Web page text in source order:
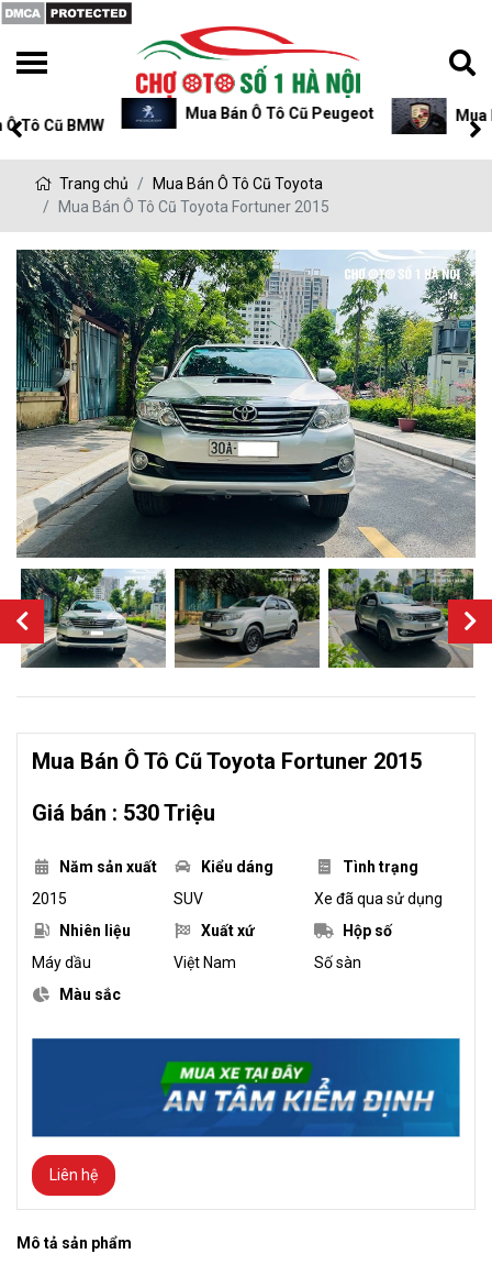
Mua Bán Ô Tô Cũ Peugeot Mua Bán Ô Tô Cũ
Trang chủ
Mua Bán Ô Tô Cũ Toyota
Mua Bán Ô Tô Cũ Toyota Fortuner 2015
Mua Bán Ô Tô Cũ Toyota Fortuner 2015
Giá bán : 530 Triệu
Năm sản xuất
2015
Kiểu dáng
SUV
Tình trạng
Xe đã qua sử dụng
Nhiên liệu
Máy dầu
Xuất xứ
Việt Nam
Hộp số
Số sàn
Màu sắc
Liên hệ
Mô tả sản phẩm